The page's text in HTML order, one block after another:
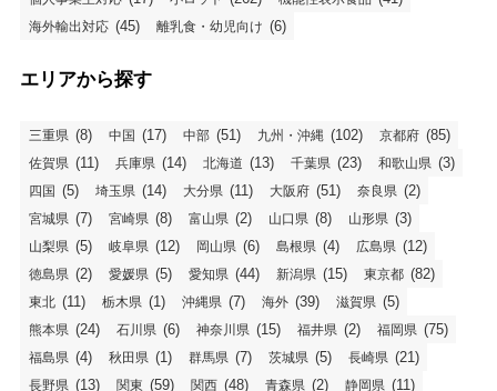
海外輸出対応 (45) 離乳食・幼児向け (6)
エリアから探す
三重県 (8) 中国 (17) 中部 (51) 九州・沖縄 (102) 京都府 (85)
佐賀県 (11) 兵庫県 (14) 北海道 (13) 千葉県 (23) 和歌山県 (3)
四国 (5) 埼玉県 (14) 大分県 (11) 大阪府 (51) 奈良県 (2)
宮城県 (7) 宮崎県 (8) 富山県 (2) 山口県 (8) 山形県 (3)
山梨県 (5) 岐阜県 (12) 岡山県 (6) 島根県 (4) 広島県 (12)
徳島県 (2) 愛媛県 (5) 愛知県 (44) 新潟県 (15) 東京都 (82)
東北 (11) 栃木県 (1) 沖縄県 (7) 海外 (39) 滋賀県 (5)
熊本県 (24) 石川県 (6) 神奈川県 (15) 福井県 (2) 福岡県 (75)
福島県 (4) 秋田県 (1) 群馬県 (7) 茨城県 (5) 長崎県 (21)
長野県 (13) 関東 (59) 関西 (48) 青森県 (2) 静岡県 (11)